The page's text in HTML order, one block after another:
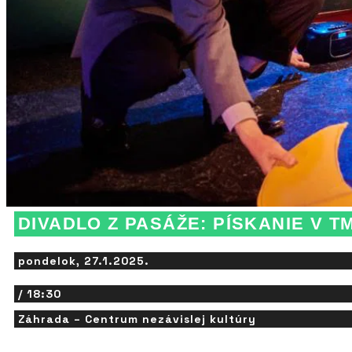
DIVADLO Z PASÁŽE: PÍSKANIE V
pondelok, 27.1.2025.
/ 18:30
Záhrada – Centrum nezávislej kultúry